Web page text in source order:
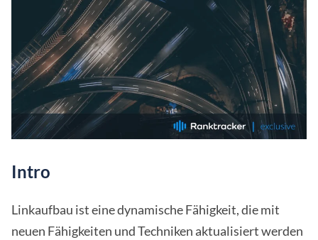
Intro
Linkaufbau ist eine dynamische Fähigkeit, die mit
neuen Fähigkeiten und Techniken aktualisiert werden